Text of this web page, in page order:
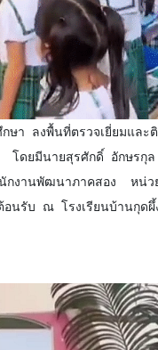
โดยมีนายสุรศักดิ์ อักษรกุ
กงานพัฒนาภาคสอง  หน่ว
นรับ ณ โรงเรียนบ้านกุด